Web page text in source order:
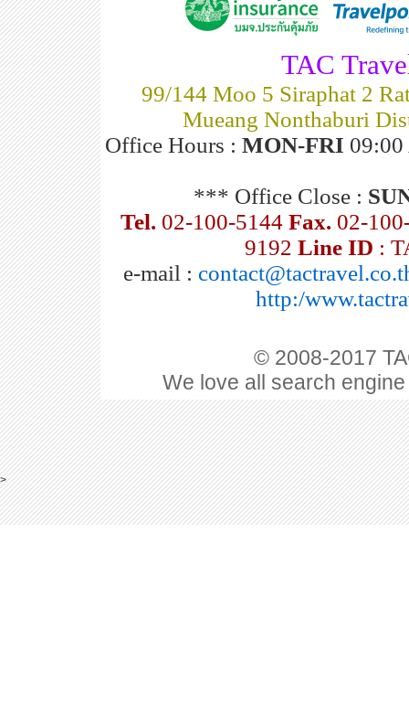
TAC
99/144 Moo 5 Siraphat 2
Mueang Nonthaburi
Office Hours : MON-FRI
*** Office Close :
Tel. 02-100-5144 Fax. 02-
9192 Line ID :
e-mail :
http:/
© 2008-2017
We love all search engine
>